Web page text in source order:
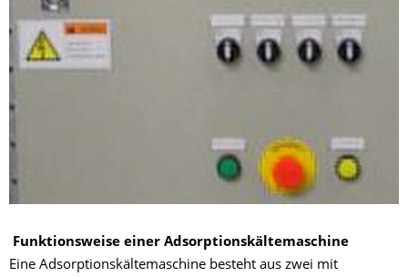
Funktionsweise einer Adsorptionskältemaschine
Eine Adsorptionskältemaschine besteht aus zwei mit